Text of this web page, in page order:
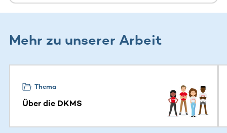
Mehr zu unserer Arbeit
Thema
Über die DKMS